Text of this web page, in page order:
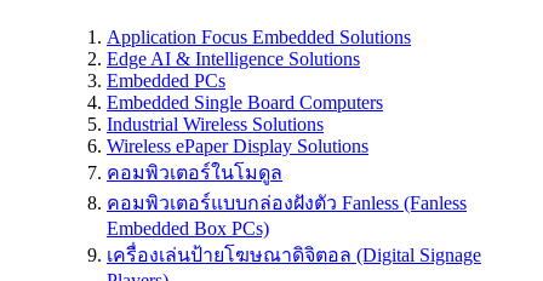
Application Focus Embedded Solutions
Edge AI & Intelligence Solutions
Embedded PCs
Embedded Single Board Computers
Industrial Wireless Solutions
Wireless ePaper Display Solutions
คอมพิวเตอร์ในโมดูล
คอมพิวเตอร์แบบกล่องฝังตัว Fanless (Fanless
Embedded Box PCs)
เครื่องเล่นป้ายโฆษณาดิจิตอล (Digital Signage